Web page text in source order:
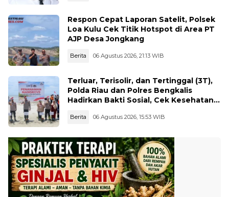
Respon Cepat Laporan Satelit, Polsek
Loa Kulu Cek Titik Hotspot di Area PT
AJP Desa Jongkang
Berita 06 Agustus 2026, 21:13 WIB
Terluar, Terisolir, dan Tertinggal (3T),
Polda Riau dan Polres Bengkalis
Hadirkan Bakti Sosial, Cek Kesehatan
Rupat
Berita 06 Agustus 2026, 15:53 WIB